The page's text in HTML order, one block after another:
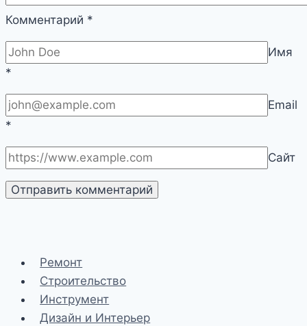
Комментарий *
Имя
*
Email
*
Сайт
Ремонт
Строительство
Инструмент
Дизайн и Интерьер